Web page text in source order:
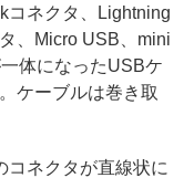
ネクタ、Lightning
、Micro USB、mini
体になったUSBケ
ケーブルは巻き取
ネクタが直線状に